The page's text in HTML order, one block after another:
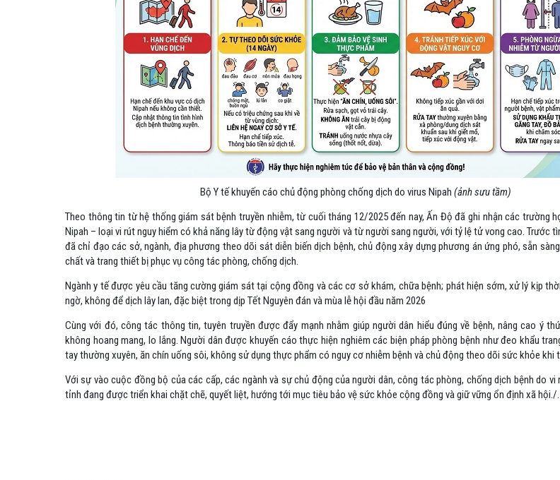
Bộ Y tế khuyến cáo chủ động phòng chống dịch do virus Nipah (ảnh sưu tầm)
Theo thông tin từ hệ thống giám sát bệnh truyền nhiễm, từ cuối tháng 12/2025 đến nay, Ấn Độ đã ghi nhận các trường
Nipah – loại vi rút nguy hiểm có khả năng lây từ động vật sang người và từ người sang người, với tỷ lệ tử vong cao. Trước
đã chỉ đạo các sở, ngành, địa phương theo dõi sát diễn biến dịch bệnh, chủ động xây dựng phương án ứng phó, sẵn
chất và trang thiết bị phục vụ công tác phòng, chống dịch.
Ngành y tế được yêu cầu tăng cường giám sát tại cộng đồng và các cơ sở khám, chữa bệnh; phát hiện sớm, xử lý kịp
ngờ, không để dịch lây lan, đặc biệt trong dịp Tết Nguyên đán và mùa lễ hội đầu năm 2026
Cùng với đó, công tác thông tin, tuyên truyền được đẩy mạnh nhằm giúp người dân hiểu đúng về bệnh, nâng cao ý
không hoang mang, lo lắng. Người dân được khuyến cáo thực hiện nghiêm các biện pháp phòng bệnh như đeo khẩu
tay thường xuyên, ăn chín uống sôi, không sử dụng thực phẩm có nguy cơ nhiễm bệnh và chủ động theo dõi sức khỏe khi
Với sự vào cuộc đồng bộ của các cấp, các ngành và sự chủ động của người dân, công tác phòng, chống dịch bệnh do vi
tỉnh đang được triển khai chặt chẽ, quyết liệt, hướng tới mục tiêu bảo vệ sức khỏe cộng đồng và giữ vững ổn định xã hội./.